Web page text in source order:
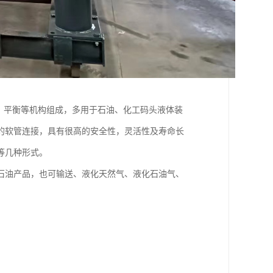
衡等机构组成，多用于石油、化工码头液体装
管连接，具有很高的安全性，灵活性及寿命长
种形式。
产品，也可输送、液化天然气、液化石油气、